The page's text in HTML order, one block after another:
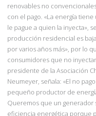
renovables no
con el pago. «La energía
le pague a quien la inyecta»,
producción residencial es
por varios años más», por lo
consumidores que no
presidente de la Asociación
Neumeyer, señala: «El no
pequeño productor de
Queremos que un
eficiencia energética porque